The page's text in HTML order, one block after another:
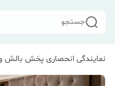
جستجو
نمایندگی انحصاری پخش